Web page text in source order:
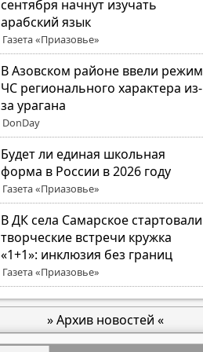
сентября начнут изучать
арабский язык
Газета «Приазовье»
В Азовском районе ввели режим
ЧС регионального характера из-
за урагана
DonDay
Будет ли единая школьная
форма в России в 2026 году
Газета «Приазовье»
В ДК села Самарское стартовали
творческие встречи кружка
«1+1»: инклюзия без границ
Газета «Приазовье»
» Архив новостей «